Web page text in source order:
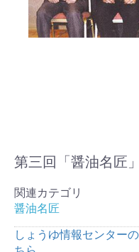
第三回「醤油名匠
関連カテゴリ
醤油名匠
しょうゆ情報センター